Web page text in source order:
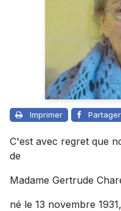
Imprimer Partager
C'est avec regret que
de
Madame Gertrude
né le 13 novembre